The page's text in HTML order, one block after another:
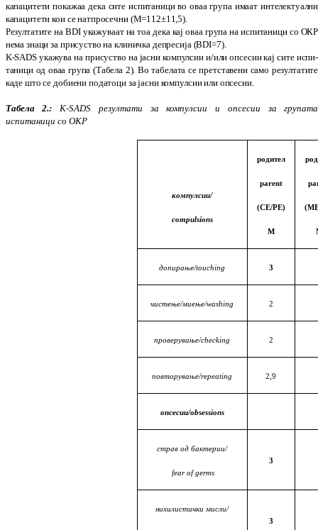
капацитети пока­жаа дека сите испитаници во оваа група имаат интелектуални
капацитети кои се натпросечни (M=112±11,5).
Резултатите на BDI укажуваат на тоа дека кај оваа група на испитаници со ОКР
нема зна­ци за присуство на клиничка депресија (BDI=7).
K-SADS укажува на присуство на јасни компу­лсии и/или опсесии кај сите испи­
та­ници од оваа група (Табела 2). Во табелата се претставени само резултатите
каде штосе до­би­ени податоци за јасни компулсии или опсе­сии.
Табела 2.:K-SADS резултати за компулсиии опсесии за групата
испитаници со ОКР
компулсии/
compulsions
родител
parent
(СЕ/PE)
М
допирање/touching 3
чистење/миење/washing 2
проверување/checking 2
повторување/repeating 2,9
опсесии/obsessions
страв од бактерии/
fear of germs
3
нихилистички мисли/
3